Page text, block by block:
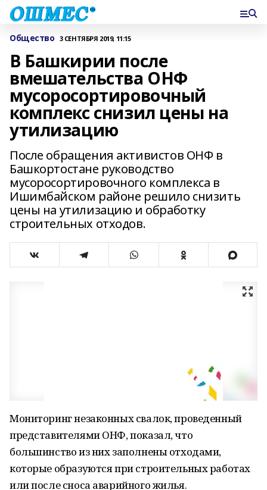
Общество 3 СЕНТЯБРЯ 2019, 11:15
В Башкирии после
вмешательства ОНФ
мусоросортировочный
комплекс снизил цены на
утилизацию
После обращения активистов ОНФ в
Башкортостане руководство
мусоросортировочного комплекса в
Ишимбайском районе решило снизить
цены на утилизацию и обработку
строительных отходов.
Мониторинг незаконных свалок, проведенный
представителями ОНФ, показал, что
большинство из них заполнены отходами,
которые образуются при строительных работах
или после сноса аварийного жилья.